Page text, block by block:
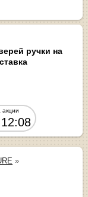
ручки на
акции
»